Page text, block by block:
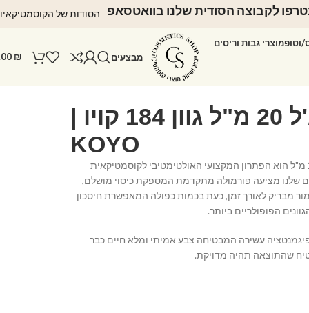
לקבוצה הסודית שלנו בוואטסאפ הסודות של
וטופמוצרי גבות וריסים
מבצעים ₪
לק ג'ל 20 מ"ל גוון 184 קויו |
KOYO
לק ג'ל KOYO בנפח 20 מ"ל הוא הפתרון המקצועי האולטימטיבי לקוסמטיקאית
שלנו מציעה פורמולה מתקדמת המספקת כיסוי מושלם,
מבריק לאורך זמן, כעת בכמות כפולה המאפשרת חיסכון
הפופולריים ביותר.
עשירה המבטיחה צבע אמיתי ומלא חיים כבר
שהתוצאה תהיה מדויקת.